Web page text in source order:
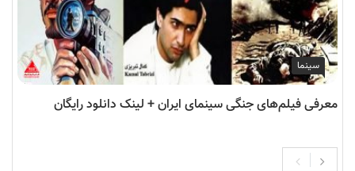
سینما
معرفی فیلم‌های جنگی سینمای ایران + لینک دانلود رایگان